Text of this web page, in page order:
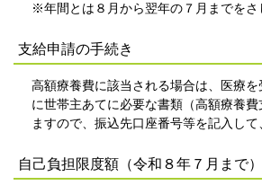
※年間とは８月から翌年の７月までをさ
支給申請の手続き
高額療養費に該当される場合は、医療
に世帯主あてに必要な書類（高額療養
ますので、振込先口座番号等を記入して
自己負担限度額（令和８年７月まで）